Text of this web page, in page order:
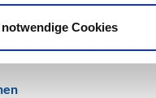
Cookies
„Ikarus“ gratis mit